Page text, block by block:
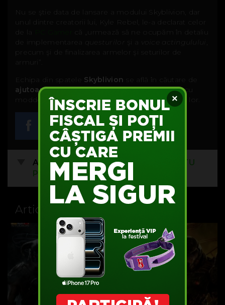
×
Nu se ştie data de lansare a modului Skyblivion, dar
unul dintre creatorii lui, Kyle Rebel, le-a declarat celor
de la
că „urmează să ne ocupăm în detaliu
de implementarea
questurilor voice actingulului
precum şi de finalizarea armelor şi seturilor de
Echipa din spatele Skyblivion se află în căutare de
ajutoare, aşa că, dacă eşti interesat, poţi vorbi cu
modderii fie Twitter, fie pe forumulde pe site-ul lor.
Acest articol nu are comentarii.
FII TU
PRIMUL
Articole recomandate